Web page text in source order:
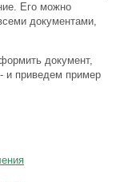
Его можно
документами,
документ,
и приведем пример